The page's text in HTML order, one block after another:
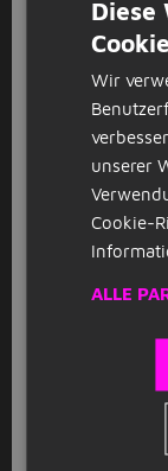
32
Diese
Wir
unserer
Cookie-
ALLE